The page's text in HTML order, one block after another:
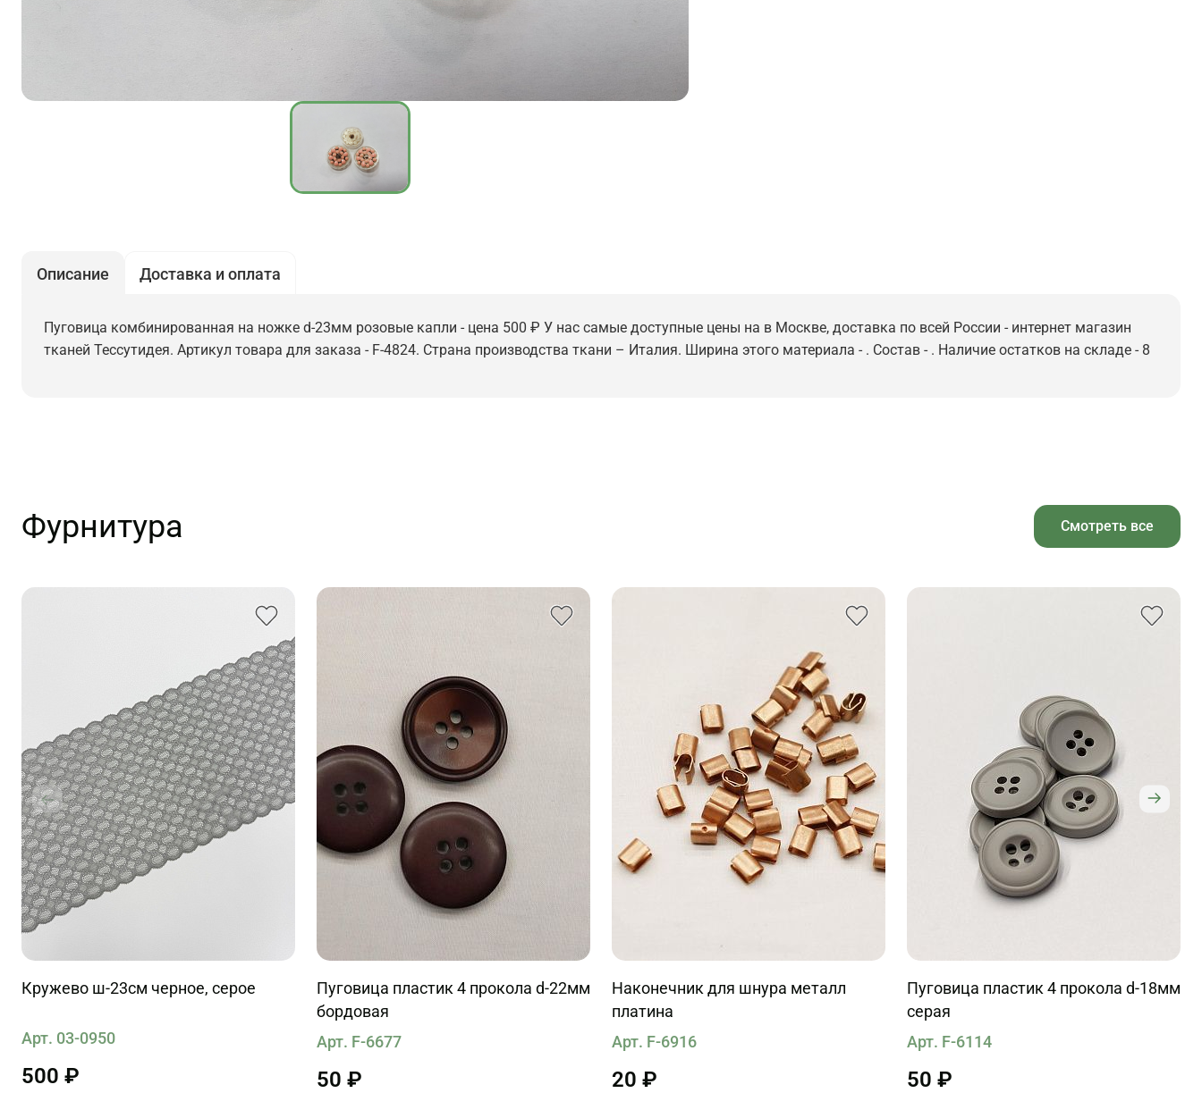
Описание Доставка и оплата
Пуговица комбинированная на ножке d-23мм розовые капли - цена 500 ₽ У нас самые доступные цены на в Москве, доставка по всей России - интернет магазин
тканей Тессутидея. Артикул товара для заказа - F-4824. Страна производства ткани – Италия. Ширина этого материала - . Состав - . Наличие остатков на складе - 8
Фурнитура Смотреть все
Кружево ш-23см черное, серое
Арт. 03-0950
500 ₽
Пуговица пластик 4 прокола d-22мм
бордовая
Арт. F-6677
50 ₽
Наконечник для шнура металл
платина
Арт. F-6916
20 ₽
Пуговица пластик 4 прокола d-18мм
серая
Арт. F-6114
50 ₽